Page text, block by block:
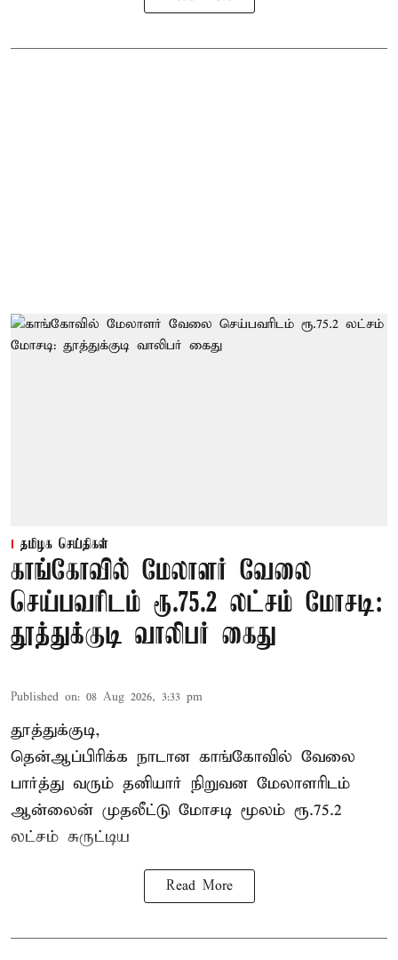
தமிழக செய்திகள்
காங்கோவில் மேலாளர் வேலை
செய்பவரிடம் ரூ.75.2 லட்சம் மோசடி:
தூத்துக்குடி வாலிபர் கைது
Published on: 08 Aug 2026, 3:33 pm
தூத்துக்குடி,
தென்ஆப்பிரிக்க நாடான காங்கோவில் வேலை
பார்த்து வரும் தனியார் நிறுவன மேலாளரிடம்
ஆன்லைன் முதலீட்டு மோசடி மூலம் ரூ.75.2
லட்சம் சுருட்டிய
Read More